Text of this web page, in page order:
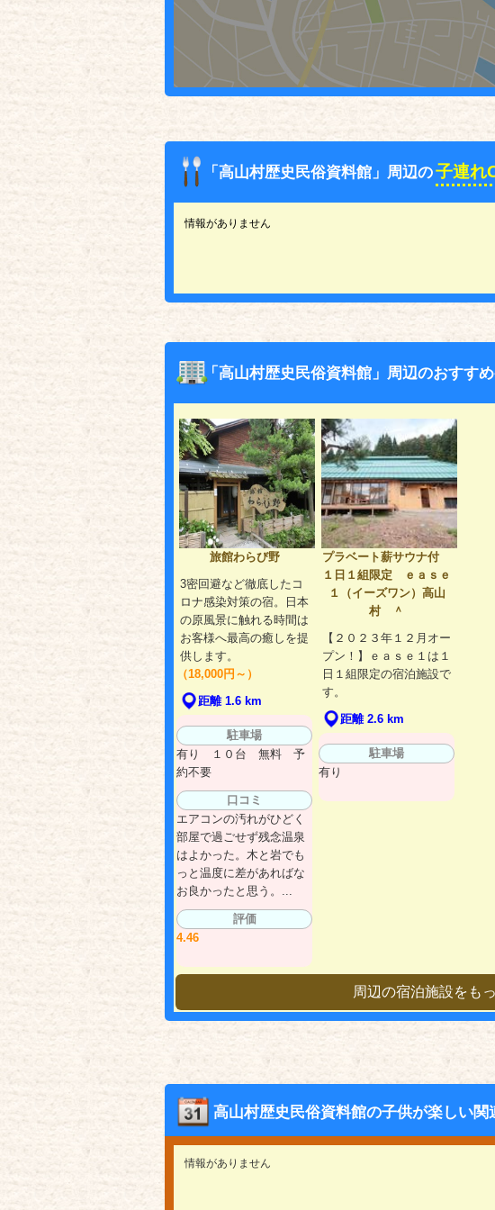
「高山村歴史民俗資料館」周辺の子連れ
情報がありません
「高山村歴史民俗資料館」周辺のおすす
旅館わらび野
3密回避など徹底したコ
ロナ感染対策の宿。日本
の原風景に触れる時間は
お客様へ最高の癒しを提
供します。
（18,000円～）
距離 1.6 km
駐車場
有り １０台 無料 予
約不要
口コミ
エアコンの汚れがひどく
部屋で過ごせず残念温泉
はよかった。木と岩でも
っと温度に差があればな
お良かったと思う。...
評価
4.46
プラベート薪サウナ付
１日１組限定 ｅａｓｅ
１（イーズワン）高山
村 ＾
【２０２３年１２月オー
プン！】ｅａｓｅ１は１
日１組限定の宿泊施設で
す。
距離 2.6 km
駐車場
有り
周辺の宿泊施設を
高山村歴史民俗資料館の子供が楽しい関
情報がありません